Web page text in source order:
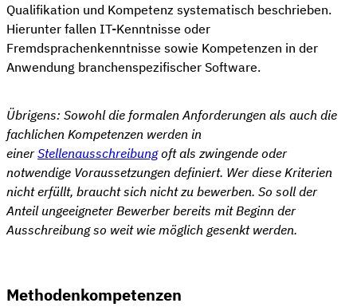
Qualifikation und Kompetenz systematisch beschrieben.
Hierunter fallen IT-Kenntnisse oder
Fremdsprachenkenntnisse sowie Kompetenzen in der
Anwendung branchenspezifischer Software.
Übrigens: Sowohl die formalen Anforderungen als auch die
fachlichen Kompetenzen werden in
einerStellenausschreibungoft als zwingende oder
notwendige Voraussetzungen definiert. Wer diese Kriterien
nicht erfüllt, braucht sich nicht zu bewerben. So soll der
Anteil ungeeigneter Bewerber bereits mit Beginn der
Ausschreibung so weit wie möglich gesenkt werden.
Methodenkompetenzen